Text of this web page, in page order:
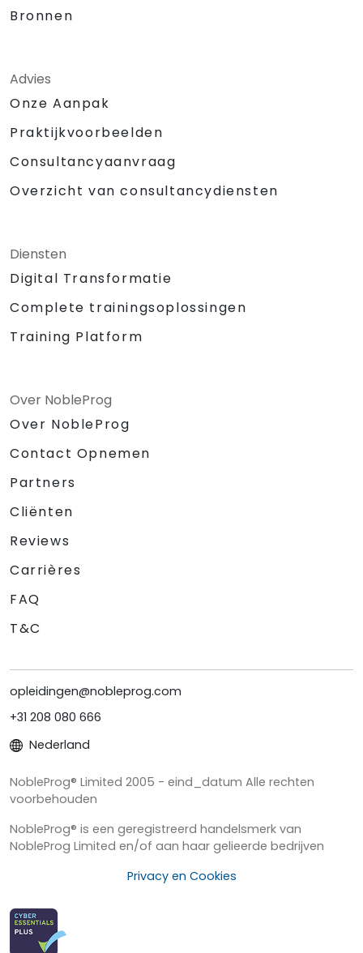
Bronnen
Advies
Onze Aanpak
Praktijkvoorbeelden
Consultancyaanvraag
Overzicht van consultancydiensten
Diensten
Digital Transformatie
Complete trainingsoplossingen
Training Platform
Over NobleProg
Over NobleProg
Contact Opnemen
Partners
Cliënten
Reviews
Carrières
FAQ
T&C
opleidingen@nobleprog.com
+31 208 080 666
Nederland
NobleProg® Limited 2005 - eind_datum Alle rechten
voorbehouden
NobleProg® is een geregistreerd handelsmerk van
NobleProg Limited en/of aan haar gelieerde bedrijven
Privacy en Cookies